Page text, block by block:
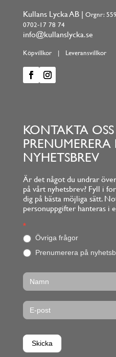
Kullans Lycka AB | Orgnr:
0702-17 78 74
info@kullanslycka.se
Köpvillkor| Leveransvillkor
KONTAKTA
PRENUMERERA
NYHETSBREV
Är det något du undrar
på vårt nyhetsbrev? Fyll i
dig på bästa möjliga sätt.
personuppgifter hanteras i
Footerform
*
Övriga frågor
Prenumerera på
Skicka
O
m
d
u
r
ä
n
g